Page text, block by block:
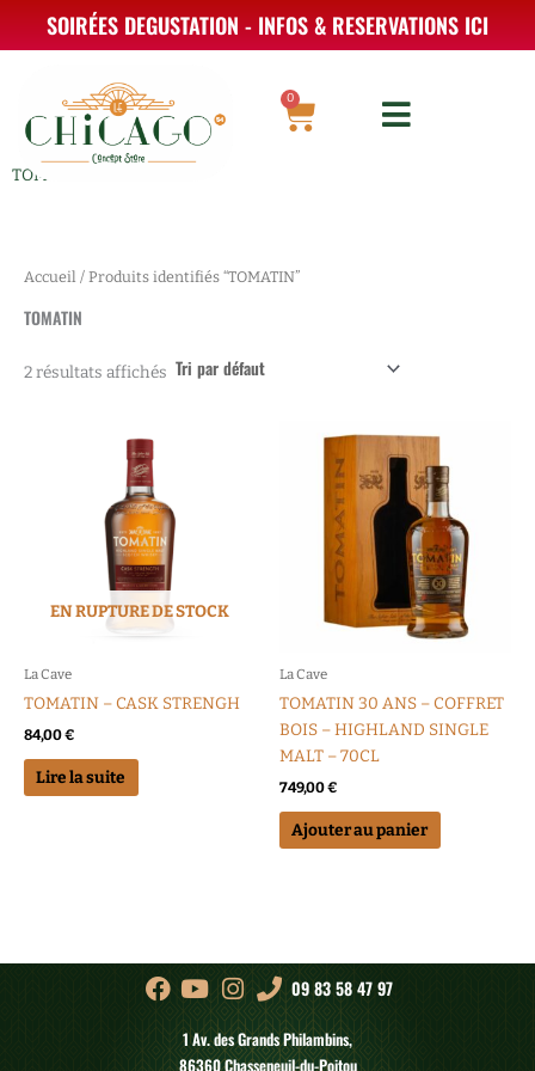
SOIRÉES DEGUSTATION - INFOS & RESERVATIONS ICI
0
Panier
TOMATIN
Accueil / Produits identifiés “TOMATIN”
TOMATIN
2 résultats affichés
EN RUPTURE DE STOCK
La Cave
TOMATIN – CASK STRENGH
84,00€
Lire la suite
La Cave
TOMATIN 30 ANS – COFFRET
BOIS – HIGHLAND SINGLE
MALT – 70CL
749,00€
Ajouter au panier
09 83 58 47 97
1 Av. des Grands Philambins,
86360 Chasseneuil-du-Poitou